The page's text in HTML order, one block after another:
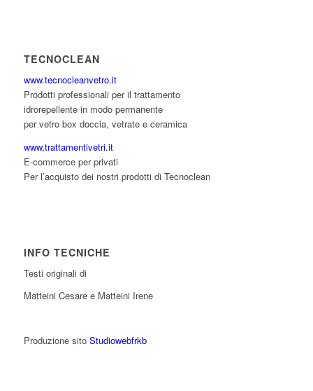
TECNOCLEAN
www.tecnocleanvetro.it
Prodotti professionali per il trattamento
idrorepellente in modo permanente
per vetro box doccia, vetrate e ceramica
www,trattamentivetri.it
E-commerce per privati
Per l’acquisto dei nostri prodotti di Tecnoclean
INFO TECNICHE
Testi originali di
Matteini Cesare e Matteini Irene
Produzione sito Studiowebfrkb